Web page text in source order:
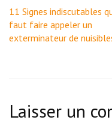
Navigation
de
l’article
11 Signes indiscutables
faut faire appeler un
exterminateur de
Laisser un